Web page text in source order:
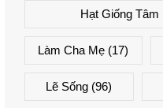
Hạt Giống Tâm
Làm Cha Mẹ (17)
Lẽ Sống (96)